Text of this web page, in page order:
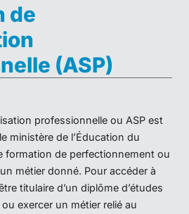
de
(ASP)
professionnelle ou ASP est
ministère de l’Éducation du
formation de perfectionnement ou
métier donné. Pour accéder à
titulaire d’un diplôme d’études
exercer un métier relié au